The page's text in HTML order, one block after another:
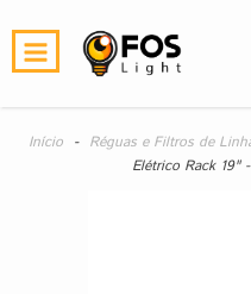
Início - Réguas e Filtros de
Elétrico Rack 19"